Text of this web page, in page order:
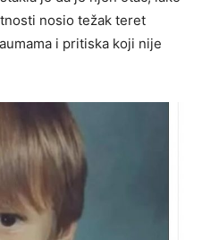
nosio težak teret
i pritiska koji nije